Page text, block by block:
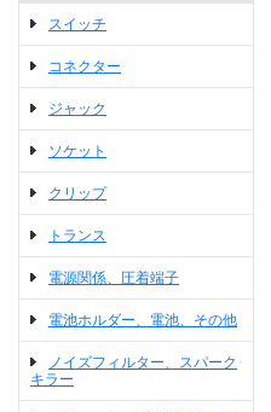
スイッチ
コネクター
ジャック
ソケット
クリップ
トランス
電源関係、圧着端子
電池ホルダー、電池、その他
ノイズフィルター、スパーク
キラー